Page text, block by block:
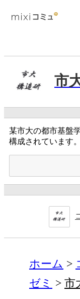
市
某市大の都市基盤
構成されています。
ホーム
ゼミ
市